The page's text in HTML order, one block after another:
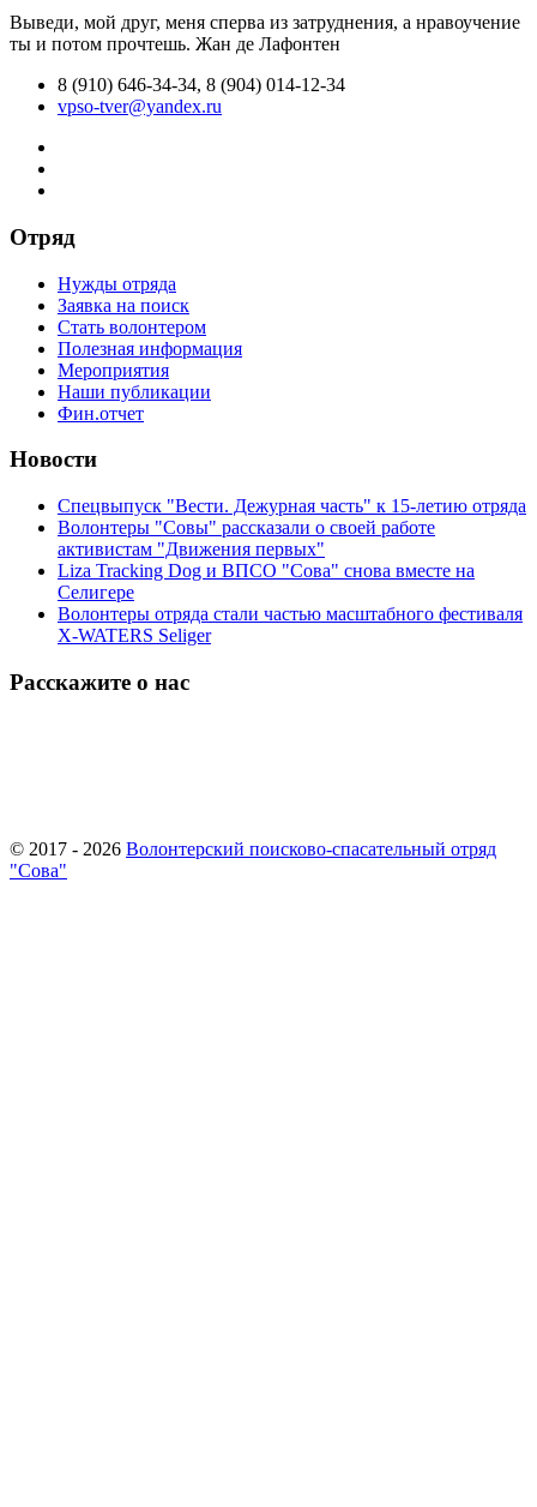
Выведи, мой друг, меня сперва из затруднения, а нравоучение
ты и потом прочтешь. Жан де Лафонтен
8 (910) 646-34-34, 8 (904) 014-12-34
vpso-tver@yandex.ru
Отряд
Нужды отряда
Заявка на поиск
Стать волонтером
Полезная информация
Мероприятия
Наши публикации
Фин.отчет
Новости
Спецвыпуск "Вести. Дежурная часть" к 15-летию отряда
Волонтеры "Совы" рассказали о своей работе
активистам "Движения первых"
Liza Tracking Dog и ВПСО "Сова" снова вместе на
Селигере
Волонтеры отряда стали частью масштабного фестиваля
X-WATERS Seliger
Расскажите о нас
© 2017 - 2026 Волонтерский поисково-спасательный отряд
"Сова"